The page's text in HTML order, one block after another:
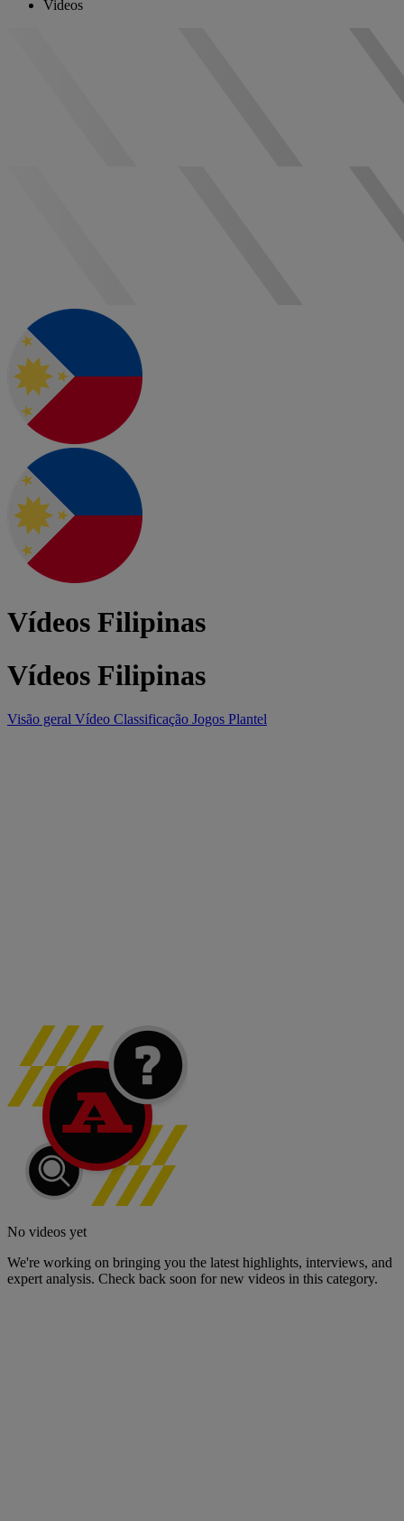
Videos
Vídeos Filipinas
Vídeos Filipinas
Visão geral Vídeo Classificação Jogos Plantel
No videos yet
We're working on bringing you the latest highlights, interviews, and
expert analysis. Check back soon for new videos in this category.